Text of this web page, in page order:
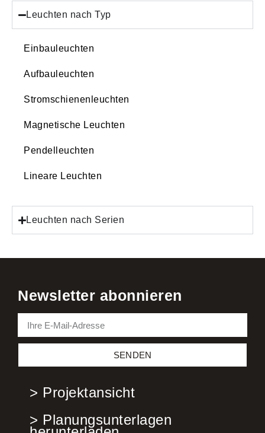
Leuchten nach Typ
Einbauleuchten
Aufbauleuchten
Stromschienenleuchten
Magnetische Leuchten
Pendelleuchten
Lineare Leuchten
Leuchten nach Serien
Newsletter abonnieren
SENDEN
> Projektansicht
> Planungsunterlagen